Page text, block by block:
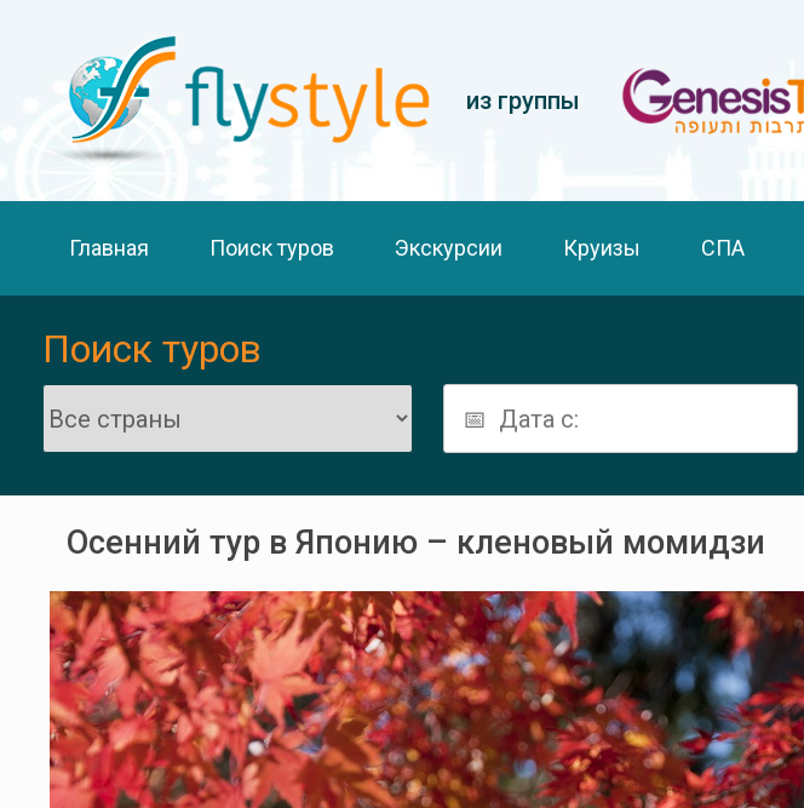
из группы
Главная Поиск туров Экскурсии Круизы СПА
Поиск туров
Осенний тур в Японию – кленовый момидзи